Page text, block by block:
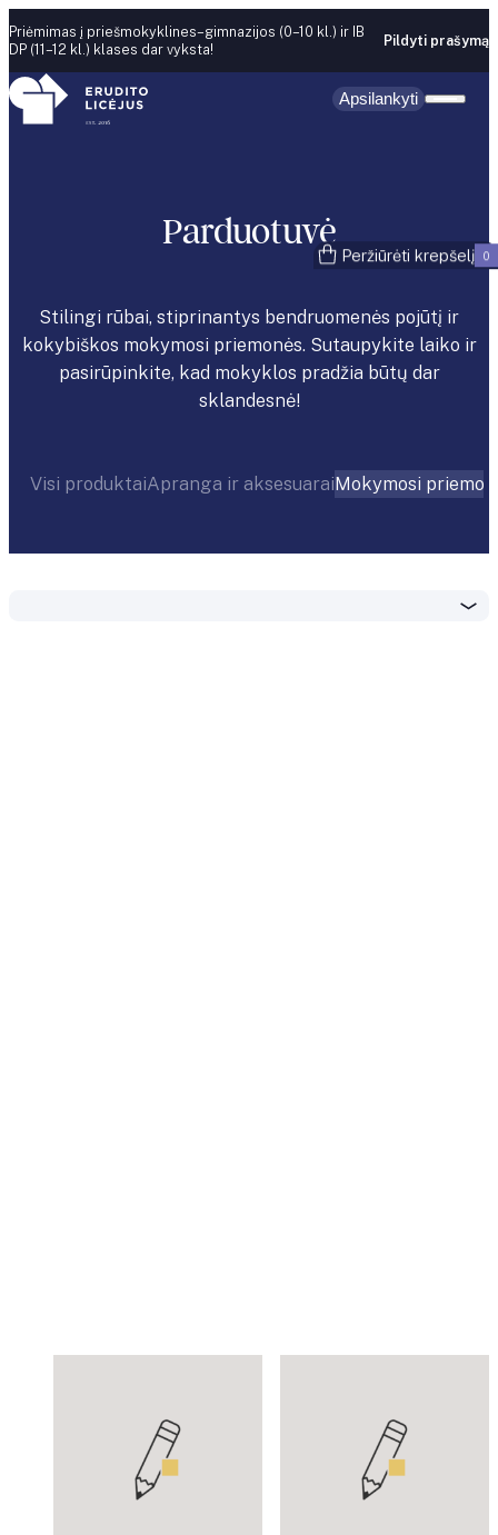
Skip to content
Priėmimas į priešmokyklines–gimnazijos (0–10 kl.) ir IB
DP (11–12 kl.) klases dar vyksta!
Pildyti prašymą
Apsilankyti
Parduotuvė
Stilingi rūbai, stiprinantys bendruomenės pojūtį ir
kokybiškos mokymosi priemonės. Sutaupykite laiko ir
pasirūpinkite, kad mokyklos pradžia būtų dar
sklandesnė!
Visi produktaiApranga ir aksesuaraiMokymosi
Peržiūrėti krepšelį 0